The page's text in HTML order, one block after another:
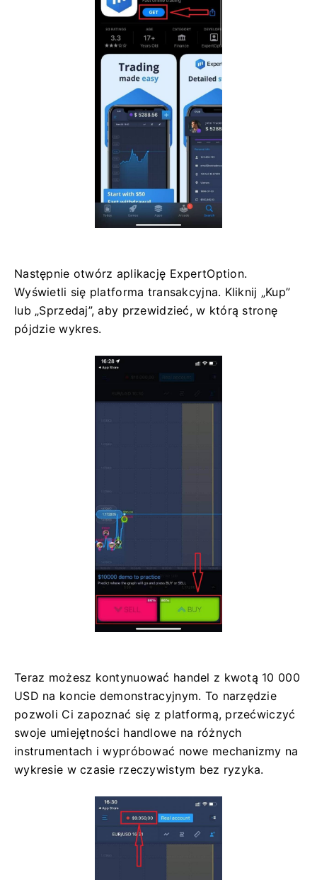
Następnie otwórz aplikację ExpertOption.
Wyświetli się platforma transakcyjna. Kliknij „Kup”
lub „Sprzedaj”, aby przewidzieć, w którą stronę
pójdzie wykres.
Teraz możesz kontynuować handel z kwotą 10 000
USD na koncie demonstracyjnym. To narzędzie
pozwoli Ci zapoznać się z platformą, przećwiczyć
swoje umiejętności handlowe na różnych
instrumentach i wypróbować nowe mechanizmy na
wykresie w czasie rzeczywistym bez ryzyka.